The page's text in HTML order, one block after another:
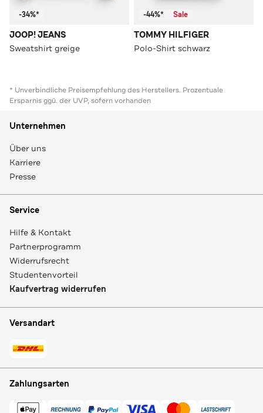
-34%*
JOOP! JEANS
Sweatshirt greige
-44%* Sale
TOMMY HILFIGER
Polo-Shirt schwarz
* Unverbindliche Preisempfehlung des Herstellers. Prozentuale
Ersparnis ggü. der UVP, sofern vorhanden
Unternehmen
Über uns
Karriere
Presse
Service
Hilfe & Kontakt
Partnerprogramm
Widerrufsrecht
Studentenvorteil
Kaufvertrag widerrufen
Versandart
Zahlungsarten